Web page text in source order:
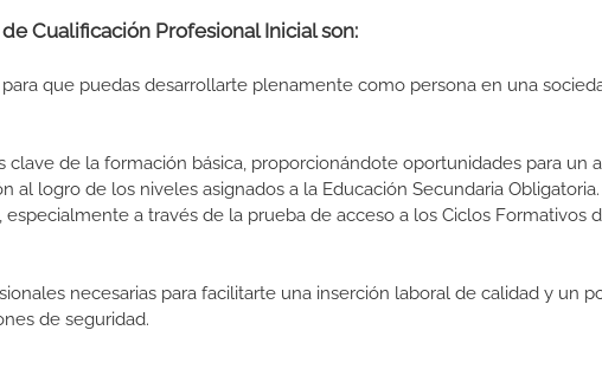
Cualificación Profesional Inicial son:
que puedas desarrollarte plenamente como persona en una
clave de la formación básica, proporcionándote oportunidades para un
al logro de los niveles asignados a la Educación Secundaria
a través de la prueba de acceso a los Ciclos Formativos
necesarias para facilitarte una inserción laboral de calidad y un
de seguridad.